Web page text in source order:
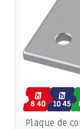
Plaque de